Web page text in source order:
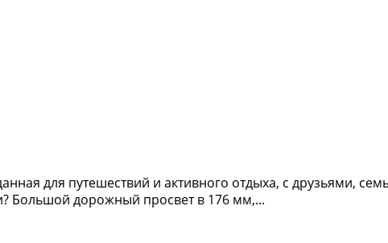
для путешествий и активного отдыха, с друзьями,
Большой дорожный просвет в 176 мм,...